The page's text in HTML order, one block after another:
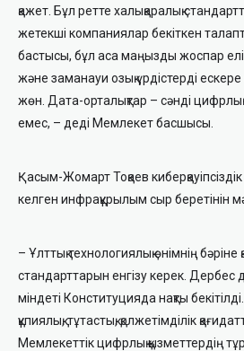
қажет. Бұл ретте халықаралық
жетекші компаниялар бекіткен
бастысы, бұл аса маңызды жоспар
және заманауи озық үрдістерді
жөн. Дата-орталықтар – сәнді
емес, – деді Мемлекет басшысы.
Қасым-Жомарт Тоқаев киберқауіпсіздік
келген инфрақұрылым сыр беретінін
– Ұлттық технологиялық өнімнің бәріне
стандарттарын енгізу керек. Дербес
міндеті Конституцияда нақты
құпиялық, тұтастық, қолжетімділік
Мемлекеттік цифрлық қызметтердің